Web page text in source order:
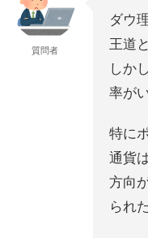
質問者
ダウ
王道
しか
率が
特に
通貨
方向
られ